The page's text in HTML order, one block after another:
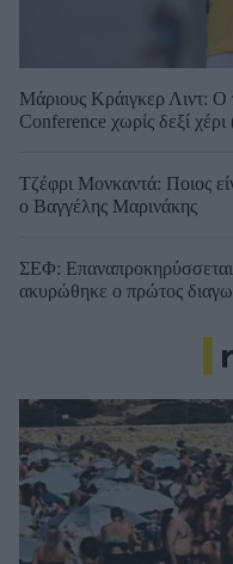
Μάριους Κράιγκερ Λιντ: Ο
Conference χωρίς δεξί
Τζέφρι Μονκαντά: Ποιος
ο Βαγγέλης Μαρινάκης
ΣΕΦ: Επαναπροκηρύσσεται
ακυρώθηκε ο πρώτος